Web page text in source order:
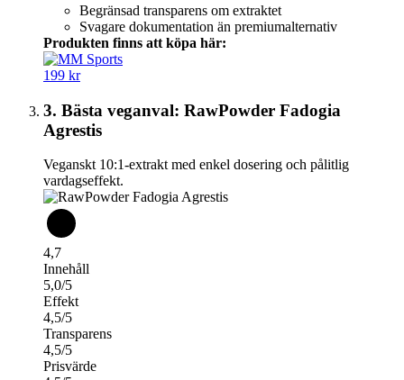
Begränsad transparens om extraktet
Svagare dokumentation än premiumalternativ
Produkten finns att köpa här:
199 kr
3. Bästa veganval: RawPowder Fadogia
Agrestis
Veganskt 10:1-extrakt med enkel dosering och pålitlig
vardagseffekt.
4,7
Innehåll
5,0/5
Effekt
4,5/5
Transparens
4,5/5
Prisvärde